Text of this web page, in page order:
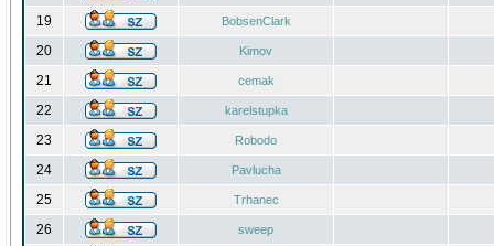
19 BobsenClark
20 Kimov
21 cemak
22 karelstupka
23 Robodo
24 Pavlucha
25 Trhanec
26 sweep